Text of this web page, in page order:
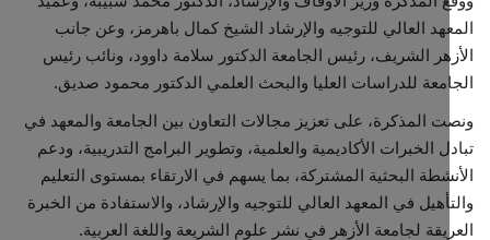
مجتمع مدني
العالي للتوجيه والإرشاد الشيخ كمال باهرمز، وعن جانب
الشريف، رئيس الجامعة الدكتور سلامة داوود، ونائب رئيس
للدراسات العليا والبحث العلمي الدكتور محمود صديق.
المذكرة، على تعزيز مجالات التعاون بين الجامعة والمعهد في
الخبرات الأكاديمية والعلمية، وتطوير البرامج التدريبية، ودعم
البحثية المشتركة، بما يسهم في الارتقاء بمستوى التعليم
في المعهد العالي للتوجيه والإرشاد، والاستفادة من الخبرة
لجامعة الأزهر في نشر علوم الشريعة واللغة العربية.